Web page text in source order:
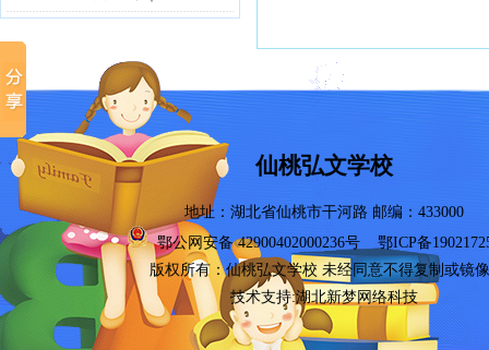
仙桃弘文学校
地址：湖北省仙桃市干河路 邮编：433000
鄂公网安备 42900402000236号 鄂ICP备
版权所有：仙桃弘文学校 未经同意不得复制或镜
技术支持:湖北新梦网络科技